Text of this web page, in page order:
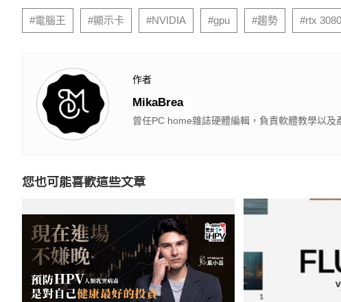
#電腦王 #顯示卡 #NVIDIA #gpu #趨勢 #rtx
作者
MikaBrea
曾任PC home雜誌硬體編輯，負責軟體教學以
您也可能喜歡這些文章